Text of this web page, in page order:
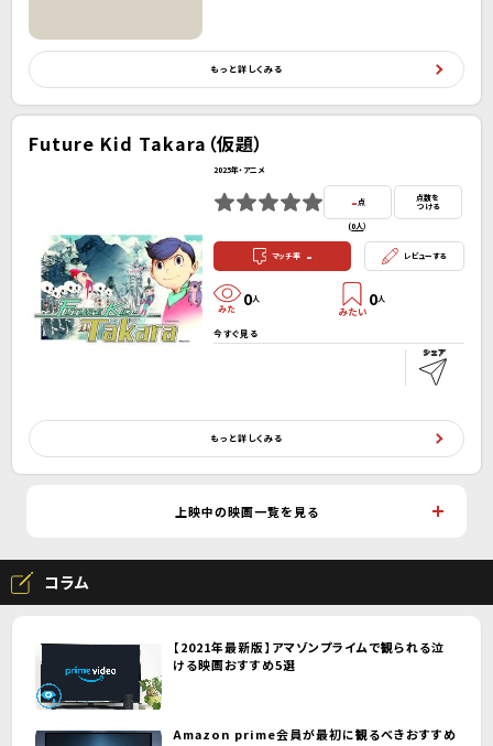
もっと詳しくみる
Future Kid Takara（仮題）
2025年・アニメ
-点
(0人）
点数を
つける
マッチ率 - レビューする
0人 0人
今すぐ見る
もっと詳しくみる
上映中の映画一覧を見る
コラム
【2021年最新版】アマゾンプライムで観られる泣
ける映画おすすめ5選
Amazon prime会員が最初に観るべきおすすめ